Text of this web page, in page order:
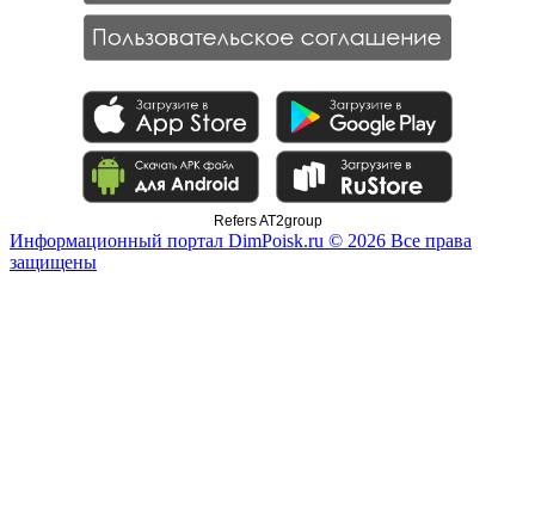
Refers AT2group
Информационный портал DimPoisk.ru © 2026 Все права
защищены